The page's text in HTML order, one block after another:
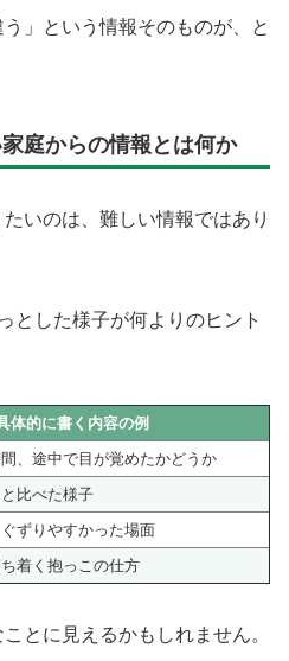
う」という情報そのものが、と
庭からの情報とは何か
いのは、難しい情報ではあり
とした様子が何よりのヒント
体的に書く内容の例
、途中で目が覚めたかどうか
比べた様子
ずりやすかった場面
着く抱っこの仕方
とに見えるかもしれません。